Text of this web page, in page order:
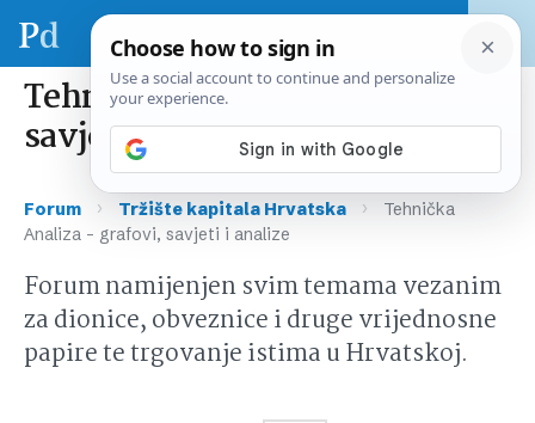
Tehnička Analiza – grafovi,
savjeti i analize
Forum › Tržište kapitala Hrvatska ›
Tehnička
Analiza – grafovi, savjeti i analize
Forum namijenjen svim temama vezanim
za dionice, obveznice i druge vrijednosne
papire te trgovanje istima u Hrvatskoj.